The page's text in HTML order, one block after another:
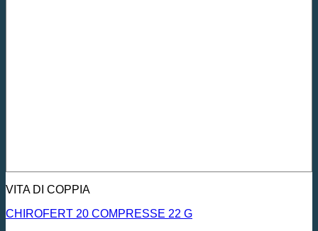
VITA DI COPPIA
CHIROFERT 20 COMPRESSE 22 G